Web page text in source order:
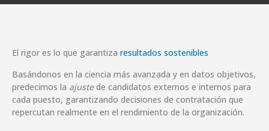
El rigor es lo que garantiza resultados sostenibles
Basándonos en la ciencia más avanzada y en datos objetivos,
predecimos la ajustede candidatos externos e internos para
cada puesto, garantizando decisiones de contratación que
repercutan realmente en el rendimiento de la organización.